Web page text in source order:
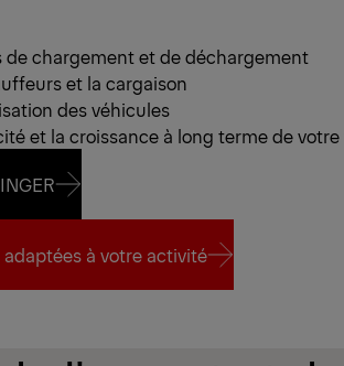
de chargement et de déchargement
et la cargaison
des véhicules
et la croissance à long terme de
à votre activité